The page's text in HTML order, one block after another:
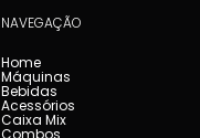
NAVEGAÇÃO
Home
Máquinas
Bebidas
Acessórios
Caixa Mix